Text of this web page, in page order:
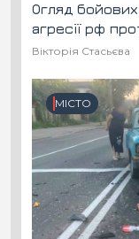
Огляд
агресії рф
Вікторія Стасьєва
МІСТО